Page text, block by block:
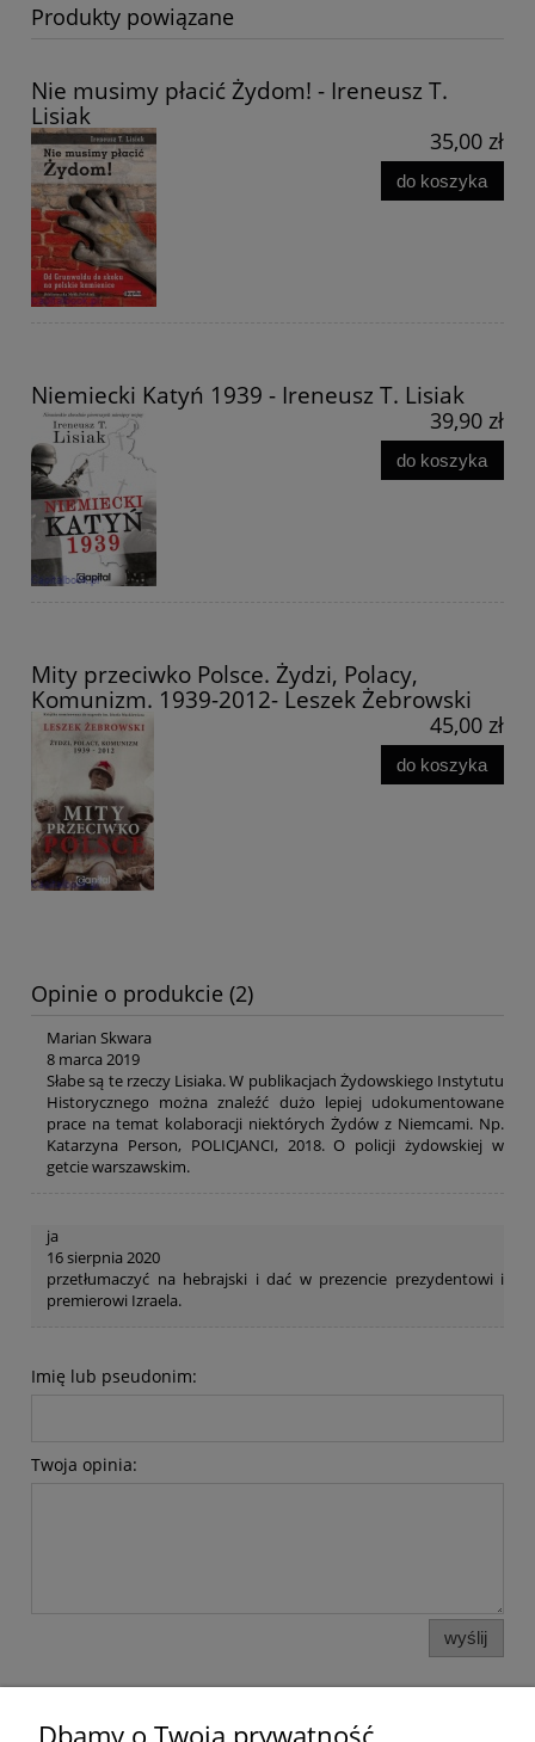
Produkty powiązane
Nie musimy płacić Żydom! - Ireneusz T.
Lisiak
35,00 zł
do koszyka
Niemiecki Katyń 1939 - Ireneusz T. Lisiak
39,90 zł
do koszyka
Mity przeciwko Polsce. Żydzi, Polacy,
Komunizm. 1939-2012- Leszek Żebrowski
45,00 zł
do koszyka
Opinie o produkcie (2)
Marian Skwara
8 marca 2019
Słabe są te rzeczy Lisiaka. W publikacjach Żydowskiego Instytutu
Historycznego można znaleźć dużo lepiej udokumentowane
prace na temat kolaboracji niektórych Żydów z Niemcami. Np.
Katarzyna Person, POLICJANCI, 2018. O policji żydowskiej w
getcie warszawskim.
ja
16 sierpnia 2020
przetłumaczyć na hebrajski i dać w prezencie prezydentowi i
premierowi Izraela.
Imię lub pseudonim:
Twoja opinia:
wyślij